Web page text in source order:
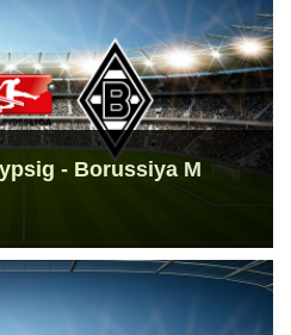
- Borussiya M